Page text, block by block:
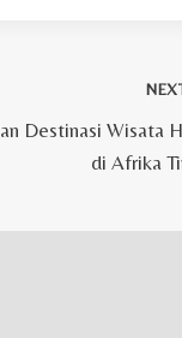
Destinasi Wisata
di Afrika